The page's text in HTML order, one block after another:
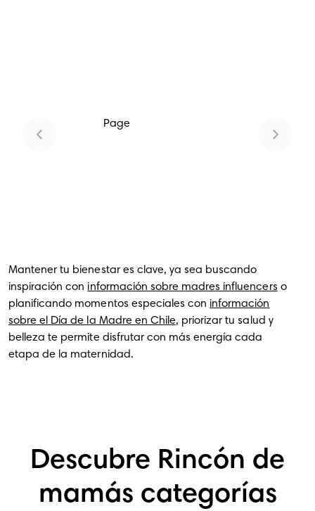
Page
Mantener tu bienestar es clave, ya sea buscando
inspiración con información sobre madres influencers o
planificando momentos especiales con información
sobre el Día de la Madre en Chile, priorizar tu salud y
belleza te permite disfrutar con más energía cada
etapa de la maternidad.
Descubre Rincón de
mamás categorías